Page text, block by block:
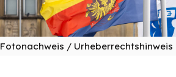
Fotonachweis / Urheberrechtshinweis